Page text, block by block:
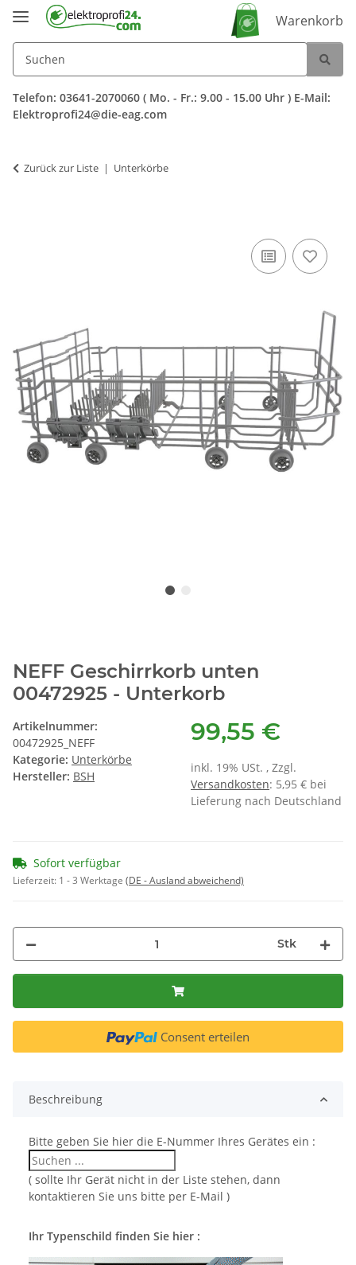
Warenkorb
Telefon: 03641-2070060 ( Mo. - Fr.: 9.00 - 15.00 Uhr ) E-Mail:
Elektroprofi24@die-eag.com
Zurück zur Liste Unterkörbe
NEFF Geschirrkorb unten
00472925 - Unterkorb
Artikelnummer:
00472925_NEFF
Kategorie: Unterkörbe
Hersteller: BSH
99,55 €
inkl. 19% USt. , Zzgl.
Versandkosten: 5,95 € bei
Lieferung nach Deutschland
Sofort verfügbar
Lieferzeit: 1 - 3 Werktage (DE - Ausland abweichend)
Stk
Consent erteilen
Beschreibung
Bitte geben Sie hier die E-Nummer Ihres Gerätes ein :
( sollte Ihr Gerät nicht in der Liste stehen, dann
kontaktieren Sie uns bitte per E-Mail )
Ihr Typenschild finden Sie hier :